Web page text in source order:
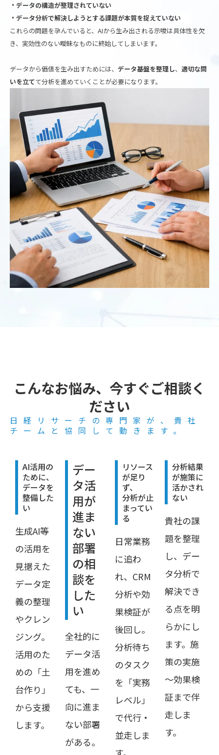
・データの構造が整理されていない
・データ分析で解決しようとする課題が本質を捉えていない
これらの問題を孕んでいると、AIから生み出される示唆は具体性を欠
き、実効性のない曖昧なものに終始してしまいます。
データから価値を生み出すためには、 データ基盤を整理し、 適切な問
いを立てて分析を進めていくことが必要になります。
こんなお悩み、今すぐご相談く
ださい
日経リサーチの専門家が、貴社
チームと協同して動きます。
AI活用の
ために、
データを
整備した
い
生成AI等
の活用を
見据えた
データ定
義の整理
やクレン
ジング。
活用のた
めの「土
台作り」
から支援
します。
デー
タ活
用が
進ま
ない
部署
の相
談を
した
い
全社的に
データ活
用を進め
ても、一
向に進ま
ない部署
がある。
リソース
が足り
ず、
分析が止
まってい
る
日常業務
に追わ
れ、CRM
分析や効
果検証が
後回し。
分析待ち
のタスク
を「実務
レベル」
で代行・
並走しま
分析結果
が施策に
活かされ
ない
貴社の課
題を整理
し、デー
タ分析で
解決でき
る点を明
らかにし
ます。施
策の実施
～効果検
証まで伴
走しま
す。